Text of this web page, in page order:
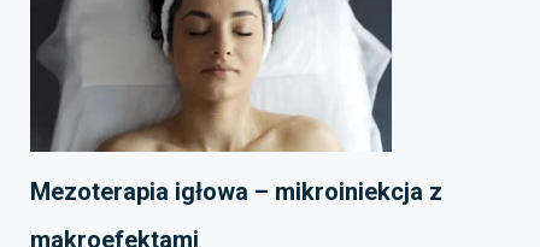
Mezoterapia igłowa – mikroiniekcja z
makroefektami